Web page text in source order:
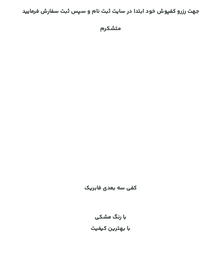
جهت رزرو کفپوش خود ابتدا در سایت ثبت نام و سپس ثبت سفارش فرمایید
متشکرم
کفی سه بعدی فابریک
با رنگ مشکی
با بهترین کیفیت